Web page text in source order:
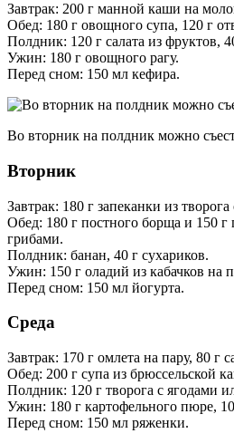
Завтрак: 200 г манной каши на
Обед: 180 г овощного супа, 120 г
Полдник: 120 г салата из фруктов,
Ужин: 180 г овощного рагу.
Перед сном: 150 мл кефира.
Во вторник на полдник можно
Вторник
Завтрак: 180 г запеканки из
Обед: 180 г постного борща и 150 г
грибами.
Полдник: банан, 40 г сухариков.
Ужин: 150 г оладий из кабачков на
Перед сном: 150 мл йогурта.
Среда
Завтрак: 170 г омлета на пару, 80 г
Обед: 200 г супа из брюссельской
Полдник: 120 г творога с ягодами
Ужин: 180 г картофельного пюре,
Перед сном: 150 мл ряженки.